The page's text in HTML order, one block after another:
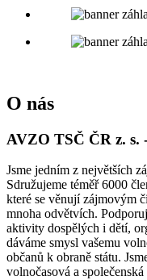
O nás
AVZO TSČ ČR z. s.
Jsme jedním z největších
Sdružujeme téměř 6000
které se věnují zájmovým
mnoha odvětvích.
aktivity dospělých i dětí,
dáváme smysl vašemu
občanů k obraně státu.
volnočasová a společenská